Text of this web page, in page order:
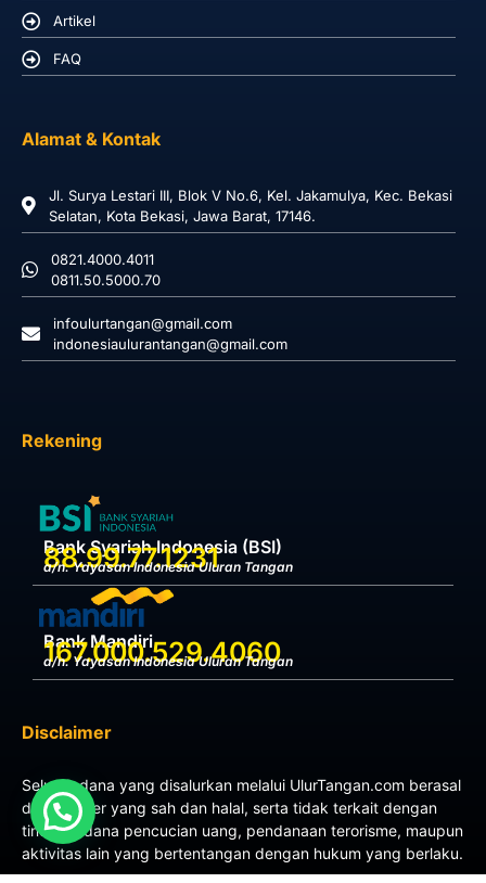
Artikel
FAQ
Alamat & Kontak
Jl. Surya Lestari III, Blok V No.6, Kel. Jakamulya, Kec. Bekasi
Selatan, Kota Bekasi, Jawa Barat, 17146.
0821.4000.4011
0811.50.5000.70
infoulurtangan@gmail.com
indonesiaulurantangan@gmail.com
Rekening
Bank Syariah Indonesia (BSI)
88.99.77.1231
a/n. Yayasan Indonesia Uluran Tangan
Bank Mandiri
167.000.529.4060
a/n. Yayasan Indonesia Uluran Tangan
Disclaimer
Seluruh dana yang disalurkan melalui UlurTangan.com berasal
dari sumber yang sah dan halal, serta tidak terkait dengan
tindak pidana pencucian uang, pendanaan terorisme, maupun
aktivitas lain yang bertentangan dengan hukum yang berlaku.